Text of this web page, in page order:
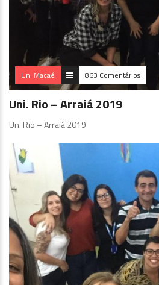
Un. Macaé 863 Comentários
Uni. Rio – Arraiá 2019
Un. Rio – Arraiá 2019